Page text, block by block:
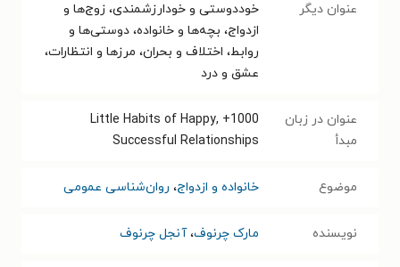
عنوان دیگر
خوددوستی و خودارزشمندی، زوج‌ها و
ازدواج، بچه‌ها و خانواده، دوستی‌ها و
روابط، اختلاف و بحران، مرزها و انتظارات،
عشق و درد
عنوان در زبان
مبدأ
1000+ Little Habits of Happy,
Successful Relationships
موضوع خانواده و ازدواج، روان‌شناسی عمومی
نویسنده مارک چرنوف،آنجل چرنوف